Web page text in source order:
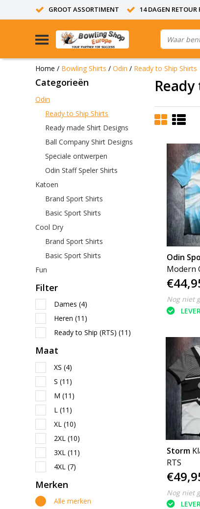
GROOT ASSORTIMENT 14 DAGEN RETOUR
Home / Bowling Shirts / Odin / Ready to Ship Shirts
Categorieën
Odin
Ready to Ship Shirts
Ready made Shirt Designs
Ball Company Shirt Designs
Speciale ontwerpen
Odin Staff Speler Shirts
Katoen
Brand Sport Shirts
Basic Sport Shirts
Cool Dry
Brand Sport Shirts
Basic Sport Shirts
Fun
Filter
Dames (4)
Heren (11)
Ready to Ship (RTS) (11)
Maat
XS (4)
S (11)
M (11)
L (11)
XL (10)
2XL (10)
3XL (11)
4XL (7)
Merken
Alle merken
Odin
Modern
- RTS
Nog niet
Storm
RTS
Nog niet